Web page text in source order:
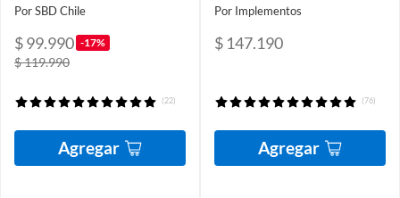
Por SBD Chile
$ 99.990 -17%
$ 119.990
(22)
Agregar
Por Implementos
$ 147.190
(76)
Agregar